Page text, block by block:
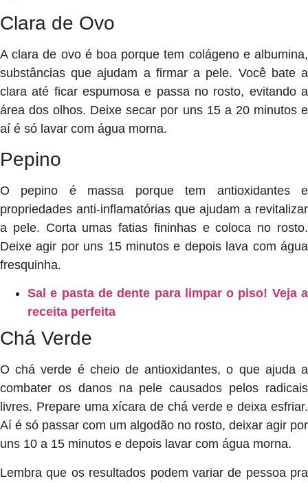
Clara de Ovo
A clara de ovo é boa porque tem colágeno e albumina,
substâncias que ajudam a firmar a pele. Você bate a
clara até ficar espumosa e passa no rosto, evitando a
área dos olhos. Deixe secar por uns 15 a 20 minutos e
aí é só lavar com água morna.
Pepino
O pepino é massa porque tem antioxidantes e
propriedades anti-inflamatórias que ajudam a revitalizar
a pele. Corta umas fatias fininhas e coloca no rosto.
Deixe agir por uns 15 minutos e depois lava com água
fresquinha.
Sal e pasta de dente para limpar o piso! Veja a
receita perfeita
Chá Verde
O chá verde é cheio de antioxidantes, o que ajuda a
combater os danos na pele causados pelos radicais
livres. Prepare uma xícara de chá verde e deixa esfriar.
Aí é só passar com um algodão no rosto, deixar agir por
uns 10 a 15 minutos e depois lavar com água morna.
Lembra que os resultados podem variar de pessoa pra